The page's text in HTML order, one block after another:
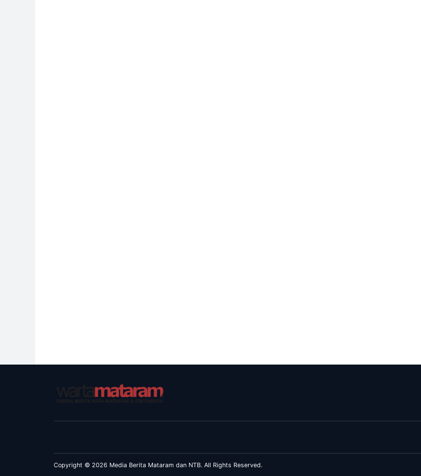
Copyright © 2026 Media Berita Mataram dan NTB. All Rights Reserved.